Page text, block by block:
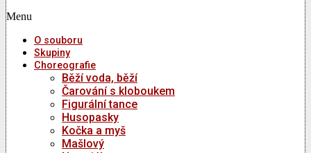
Menu
O souboru
Skupiny
Choreografie
Běží voda, běží
Čarování s kloboukem
Figurální tance
Husopasky
Kočka a myš
Mašlový